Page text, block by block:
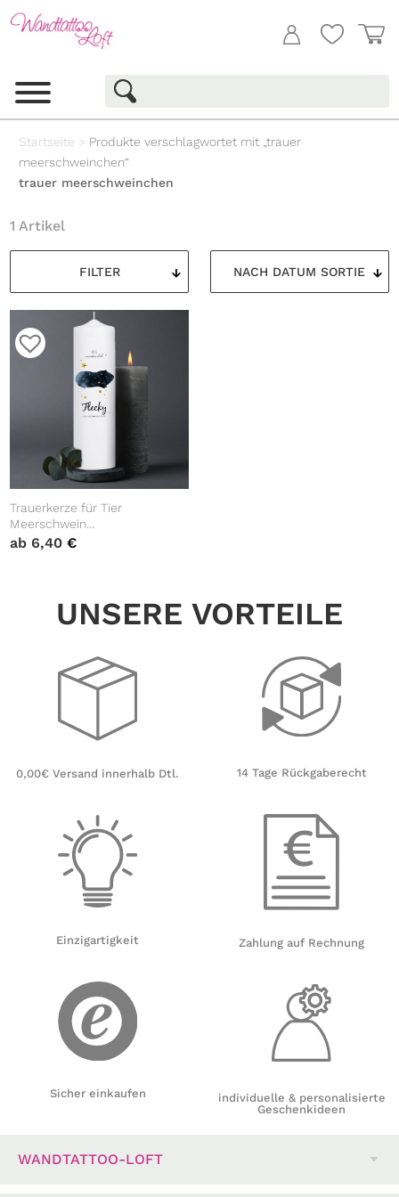
Startseite > Produkte verschlagwortet mit „trauer
meerschweinchen“
trauer meerschweinchen
FILTER
1 Artikel
Trauerkerze für Tier
Meerschwein
Meerschweinchen mit
ab 6,40€
UNSERE VORTEILE
0,00€ Versand innerhalb Dtl.
Einzigartigkeit
Sicher einkaufen
14 Tage Rückgaberecht
Zahlung auf Rechnung
individuelle & personalisierte
Geschenkideen
WANDTATTOO-LOFT